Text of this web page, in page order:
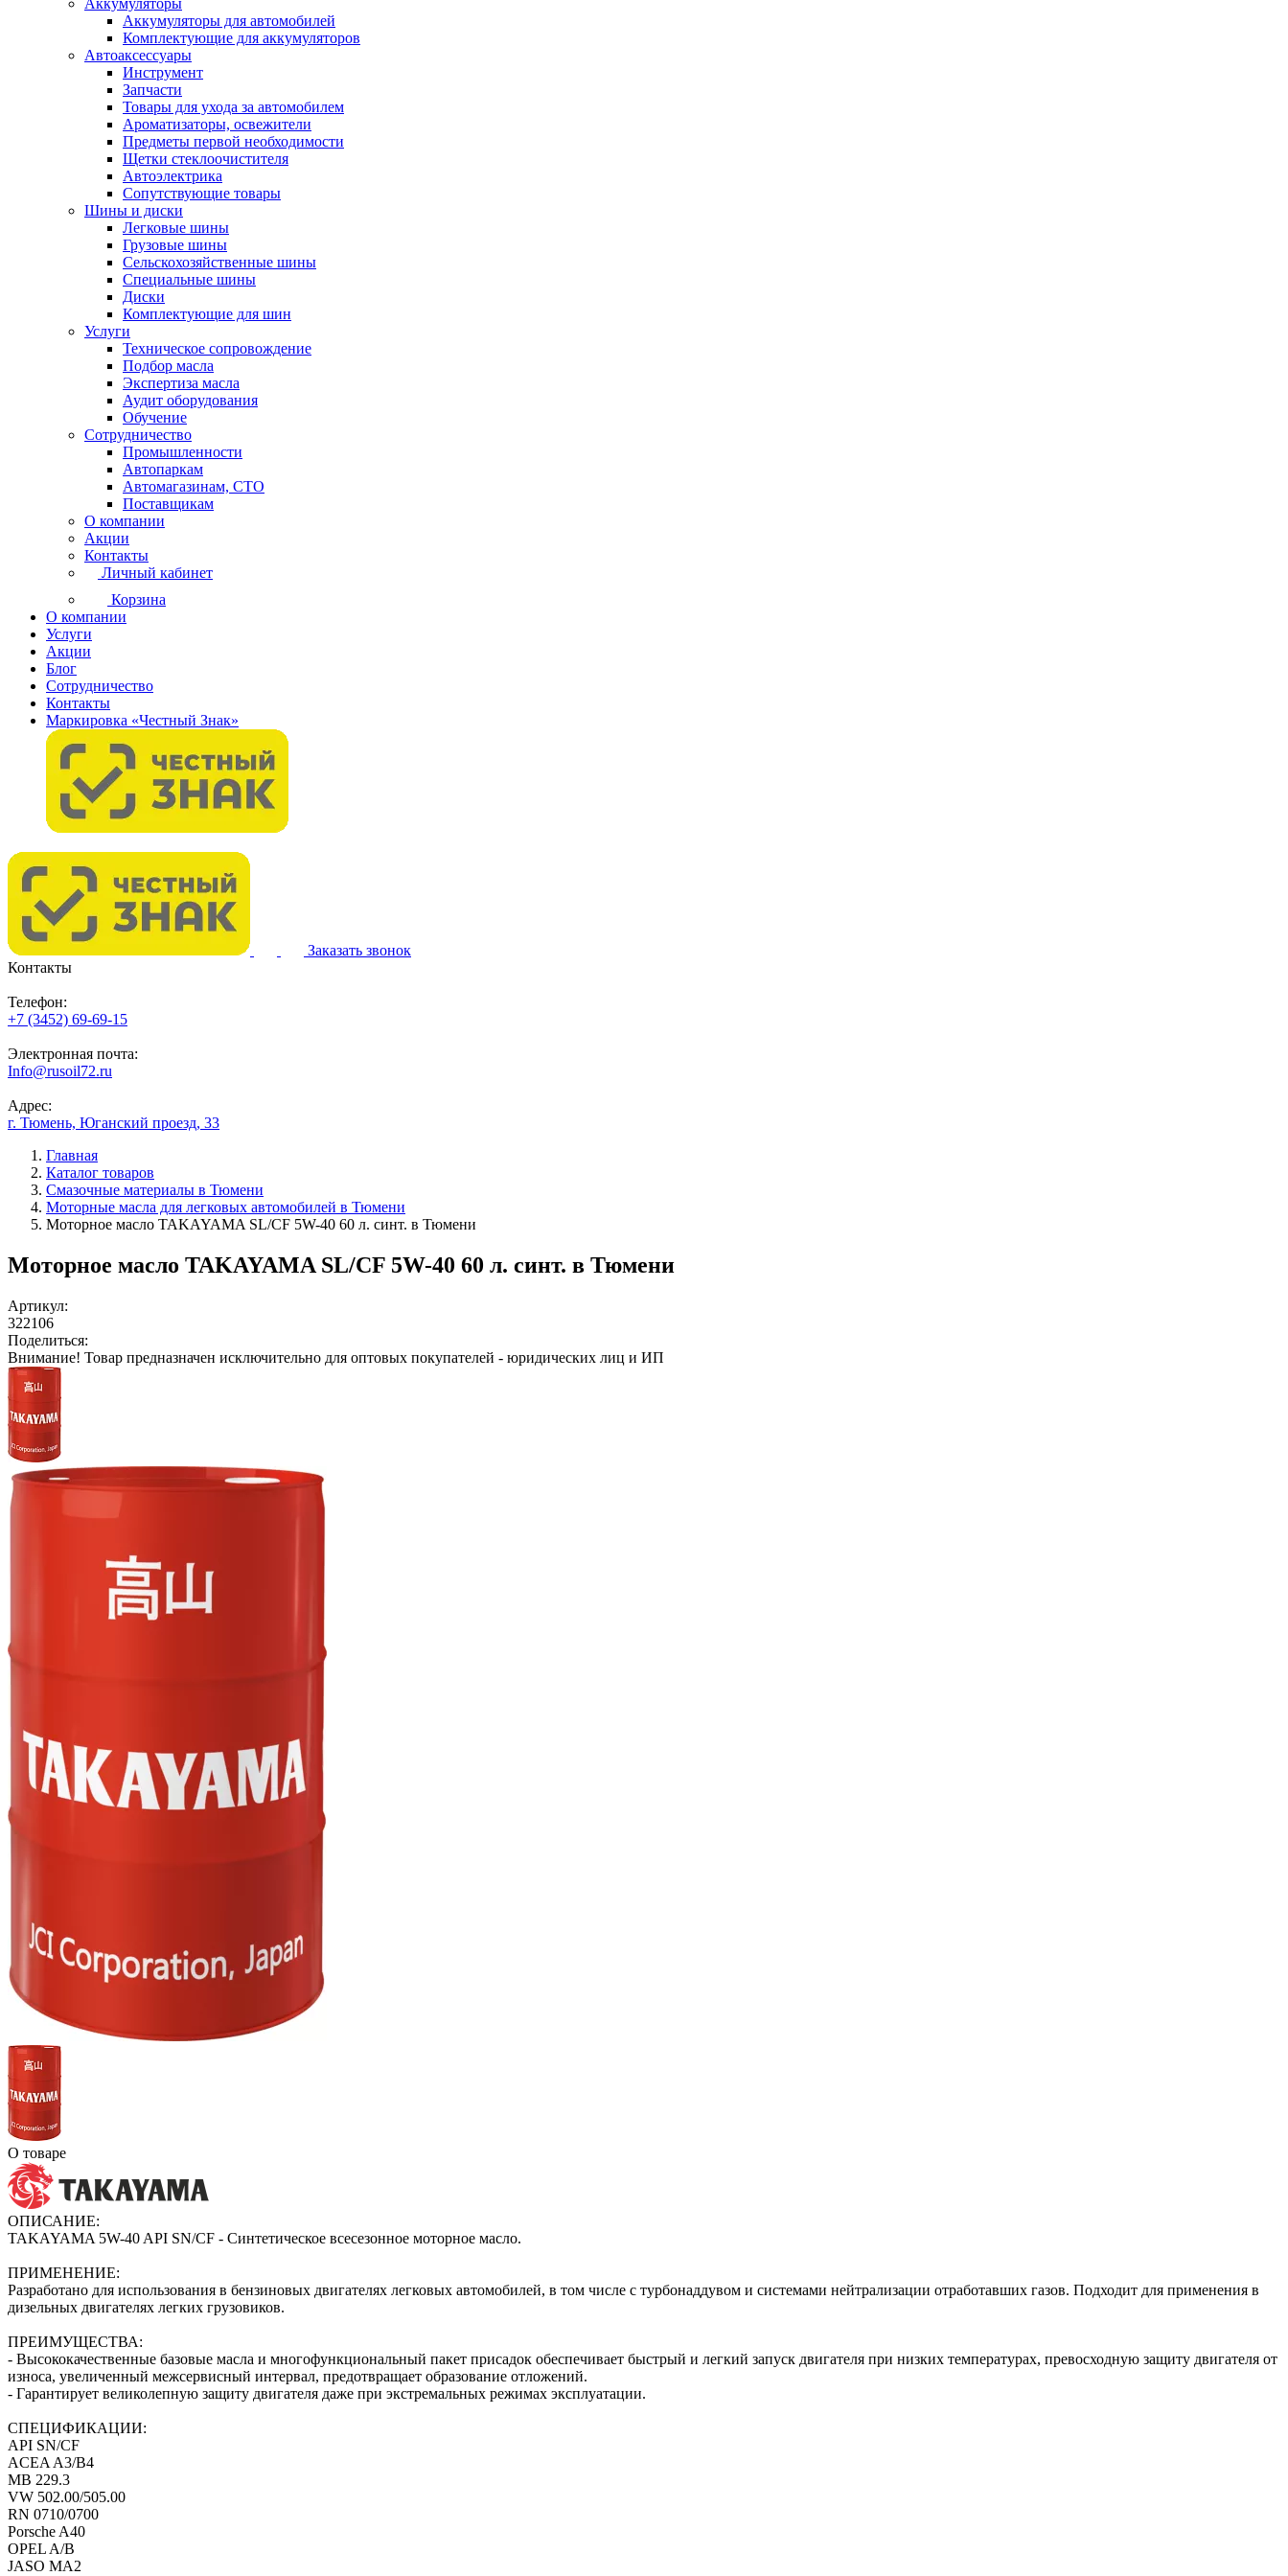
Аккумуляторы
Аккумуляторы для автомобилей
Комплектующие для аккумуляторов
Автоаксессуары
Инструмент
Запчасти
Товары для ухода за автомобилем
Ароматизаторы, освежители
Предметы первой необходимости
Щетки стеклоочистителя
Автоэлектрика
Сопутствующие товары
Шины и диски
Легковые шины
Грузовые шины
Сельскохозяйственные шины
Специальные шины
Диски
Комплектующие для шин
Услуги
Техническое сопровождение
Подбор масла
Экспертиза масла
Аудит оборудования
Обучение
Сотрудничество
Промышленности
Автопаркам
Автомагазинам, СТО
Поставщикам
О компании
Акции
Контакты
Личный кабинет
Корзина
О компании
Услуги
Акции
Блог
Сотрудничество
Контакты
Маркировка «Честный Знак»
Заказать звонок
Контакты
Телефон:
+7 (3452) 69-69-15
Электронная почта:
Info@rusoil72.ru
Адрес:
г. Тюмень, Юганский проезд, 33
Главная
Каталог товаров
Смазочные материалы в Тюмени
Моторные масла для легковых автомобилей в Тюмени
Моторное масло TAKAYAMA SL/CF 5W-40 60 л. синт. в Тюмени
Моторное масло TAKAYAMA SL/CF 5W-40 60 л. синт. в Тюмени
Артикул:
322106
Поделиться:
Внимание! Товар предназначен исключительно для оптовых покупателей - юридических лиц и ИП
О товаре
ОПИСАНИЕ:
TAKAYAMA 5W-40 API SN/СF - Синтетическое всесезонное моторное масло.
ПРИМЕНЕНИЕ:
Разработано для использования в бензиновых двигателях легковых автомобилей, в том числе с турбонаддувом и системами нейтрализации отработавших газов. Подходит для применения в
дизельных двигателях легких грузовиков.
ПРЕИМУЩЕСТВА:
- Высококачественные базовые масла и многофункциональный пакет присадок обеспечивает быстрый и легкий запуск двигателя при низких температурах, превосходную защиту двигателя от
износа, увеличенный межсервисный интервал, предотвращает образование отложений.
- Гарантирует великолепную защиту двигателя даже при экстремальных режимах эксплуатации.
СПЕЦИФИКАЦИИ:
API SN/CF
ACEA A3/B4
MB 229.3
VW 502.00/505.00
RN 0710/0700
Porsche A40
OPEL A/B
JASO MA2